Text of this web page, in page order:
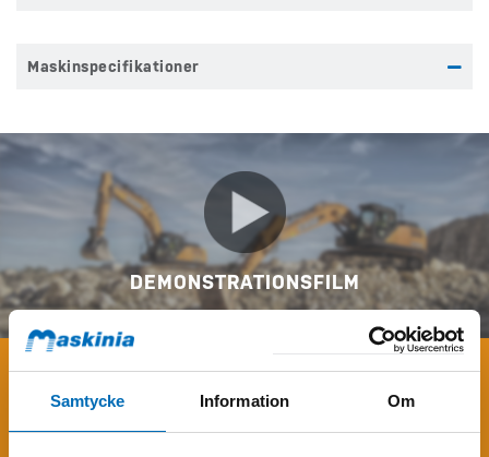
Samtycke Information Om
Maskinspecifikationer
DEMONSTRATIONSFILM
KONTAKTA MIG